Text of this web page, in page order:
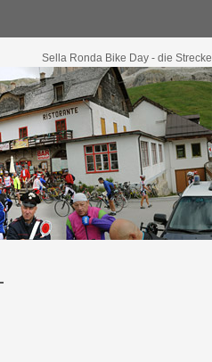
Sella Ronda Bike Day - die Strecke